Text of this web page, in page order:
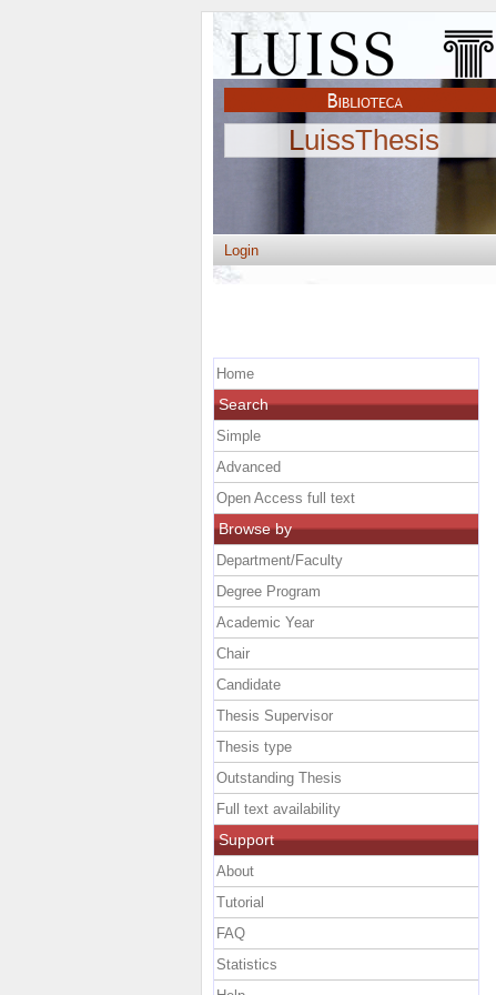
LuissThesis
Login
Home
Search
Simple
Advanced
Open Access full text
Browse by
Department/Faculty
Degree Program
Academic Year
Chair
Candidate
Thesis Supervisor
Thesis type
Outstanding Thesis
Full text availability
Support
About
Tutorial
FAQ
Statistics